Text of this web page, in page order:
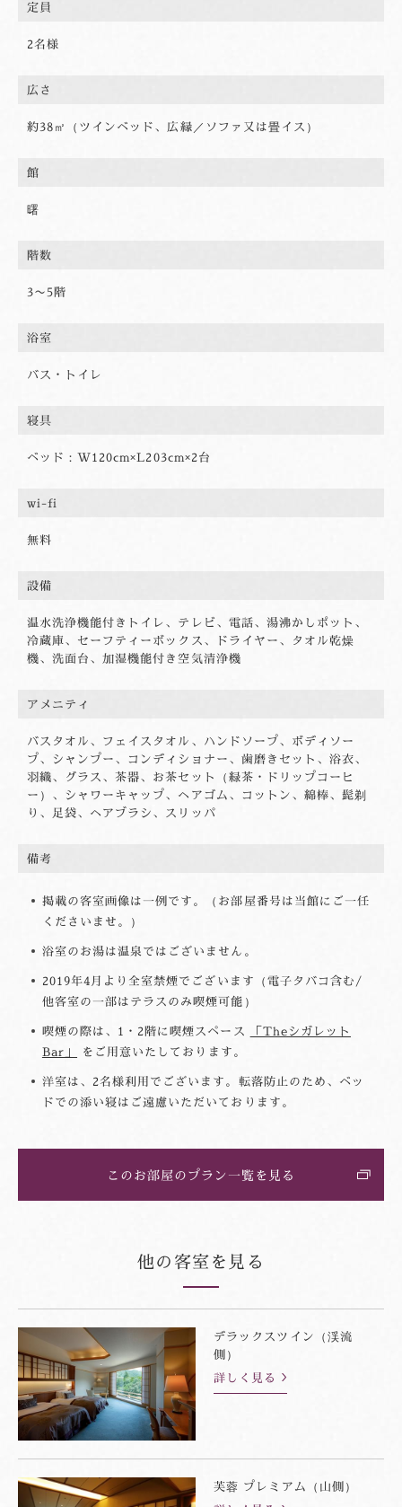
定員
2名様
広さ
約38㎡（ツインベッド、広縁／ソファ又は畳イス）
館
曙
階数
3〜5階
浴室
バス・トイレ
寝具
ベッド：W120cm×L203cm×2台
wi-fi
無料
設備
温水洗浄機能付きトイレ、テレビ、電話、湯沸かしポット、
冷蔵庫、セーフティーボックス、ドライヤー、タオル乾燥
機、洗面台、加湿機能付き空気清浄機
アメニティ
バスタオル、フェイスタオル、ハンドソープ、ボディソー
プ、シャンプー、コンディショナー、歯磨きセット、浴衣、
羽織、グラス、茶器、お茶セット（緑茶・ドリップコーヒ
ー）、シャワーキャップ、ヘアゴム、コットン、綿棒、髭剃
り、足袋、ヘアブラシ、スリッパ
備考
掲載の客室画像は一例です。（お部屋番号は当館にご一任
くださいませ。）
浴室のお湯は温泉ではございません。
2019年4月より全室禁煙でございます（電子タバコ含む/
他客室の一部はテラスのみ喫煙可能）
喫煙の際は、1・2階に喫煙スペース
「Theシガレット
Bar」
をご用意いたしております。
洋室は、2名様利用でございます。転落防止のため、ベッ
ドでの添い寝はご遠慮いただいております。
このお部屋のプラン一覧を見る
他の客室を見る
デラックスツイン（渓流
側）
詳しく見る
芙蓉 プレミアム（山側）